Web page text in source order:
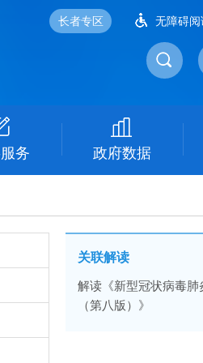
长者专区 无障碍阅
务 政府数据
关联解读
解读《新型冠状病毒肺
（第八版）》